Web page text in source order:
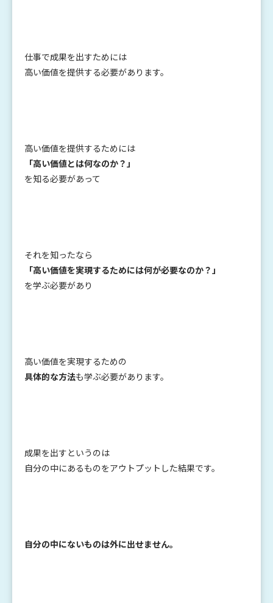
仕事で成果を出すためには
高い価値を提供する必要があります。
高い価値を提供するためには
「高い価値とは何なのか？」
を知る必要があって
それを知ったなら
「高い価値を実現するためには何が必要なのか？」
を学ぶ必要があり
高い価値を実現するための
具体的な方法も学ぶ必要があります。
成果を出すというのは
自分の中にあるものをアウトプットした結果です。
自分の中にないものは外に出せません。